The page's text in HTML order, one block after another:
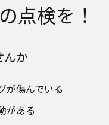
点検を！
んか
が傷んでいる
がある